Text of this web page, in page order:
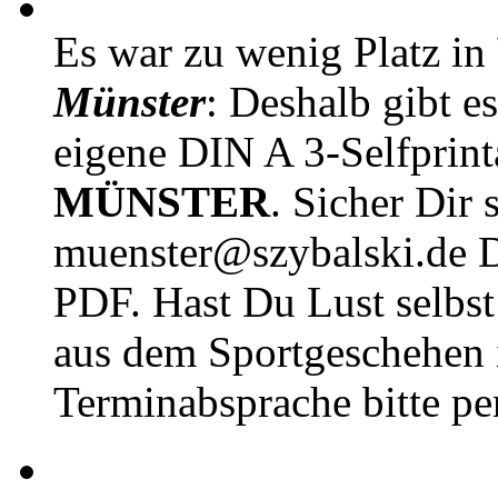
Es war zu wenig Platz in
Münster: Deshalb gibt
eigene DIN A 3-
MÜNSTER. Sicher Dir
muenster@szybalski.de
PDF. Hast Du Lust
aus dem
Terminabsprache bitte